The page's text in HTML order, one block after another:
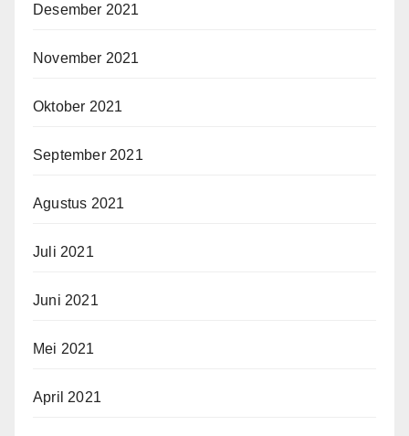
Desember 2021
November 2021
Oktober 2021
September 2021
Agustus 2021
Juli 2021
Juni 2021
Mei 2021
April 2021